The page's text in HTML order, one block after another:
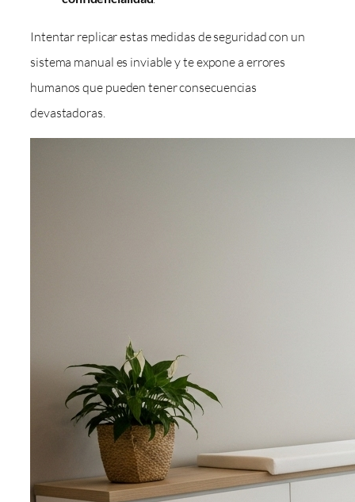
Intentar replicar estas medidas de seguridad con un
sistema manual es inviable y te expone a errores
humanos que pueden tener consecuencias
devastadoras.